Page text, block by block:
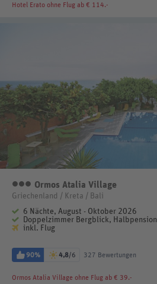
Hotel Erato ohne Flug ab € 114.-
3 Sterne
Ormos Atalia Village
Griechenland / Kreta / Bali
6 Nächte, August - Oktober 2026
Doppelzimmer Bergblick, Halbpension
inkl. Flug
90% 4,8/6 327 Bewertungen
Ormos Atalia Village ohne Flug ab € 39.-